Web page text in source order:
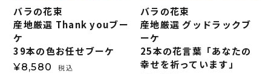
バラの花束
産地厳選 Thank youブー
ケ
39本の色お任せブーケ
¥8,580 税込
バラの花束
産地厳選 グッドラックブ
ーケ
25本の花言葉「あなたの
幸せを祈っています」